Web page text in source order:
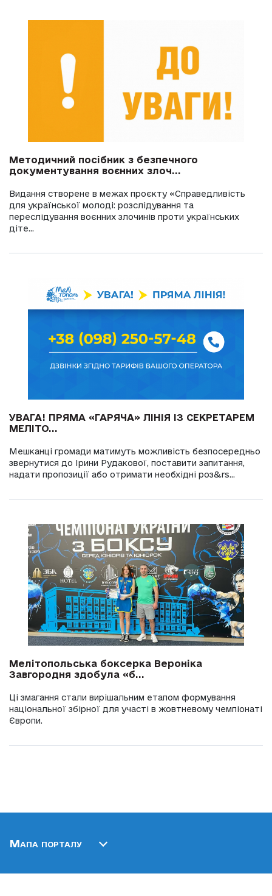
Методичний посібник з безпечного
документування воєнних злоч...
Видання створене в межах проєкту «Справедливість
для української молоді: розслідування та
переслідування воєнних злочинів проти українських
діте...
УВАГА! ПРЯМА «ГАРЯЧА» ЛІНІЯ ІЗ СЕКРЕТАРЕМ
МЕЛІТО...
Мешканці громади матимуть можливість безпосередньо
звернутися до Ірини Рудакової, поставити запитання,
надати пропозиції або отримати необхідні роз&rs...
Мелітопольська боксерка Вероніка
Завгородня здобула «б...
Ці змагання стали вирішальним етапом формування
національної збірної для участі в жовтневому чемпіонаті
Європи.
Мапа порталу